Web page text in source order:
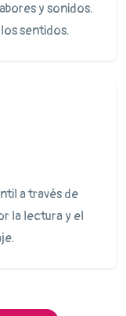
y sonidos.
sentidos.
a través de
la lectura y el